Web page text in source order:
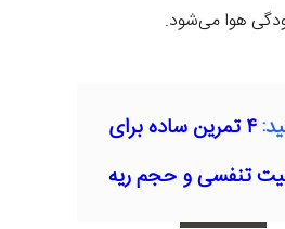
هوا می‌شود.
۴ تمرین ساده برای
تنفسی و حجم ریه